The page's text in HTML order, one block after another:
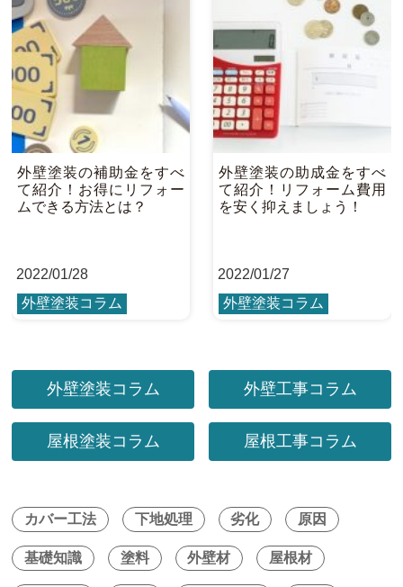
外壁塗装の補助金をすべ
て紹介！お得にリフォー
ムできる方法とは？
2022/01/28
外壁塗装コラム
外壁塗装の助成金をすべ
て紹介！リフォーム費用
を安く抑えましょう！
2022/01/27
外壁塗装コラム
外壁塗装コラム 外壁工事コラム
屋根塗装コラム 屋根工事コラム
カバー工法 下地処理 劣化 原因
基礎知識 塗料 外壁材 屋根材